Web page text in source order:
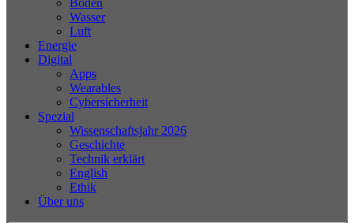
Wasser
Luft
Energie
Digital
Apps
Wearables
Cybersicherheit
Spezial
Wissenschaftsjahr 2026
Geschichte
Technik erklärt
English
Ethik
Über uns